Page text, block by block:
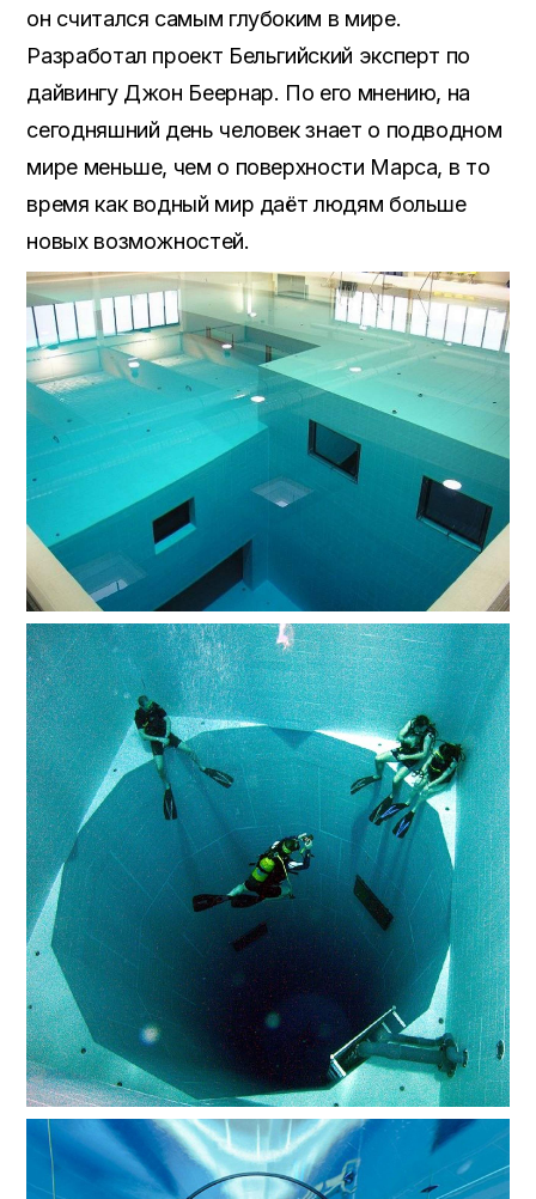
он считался самым глубоким в мире.
Разработал проект Бельгийский эксперт по
дайвингу Джон Беернар. По его мнению, на
сегодняшний день человек знает о подводном
мире меньше, чем о поверхности Марса, в то
время как водный мир даёт людям больше
новых возможностей.